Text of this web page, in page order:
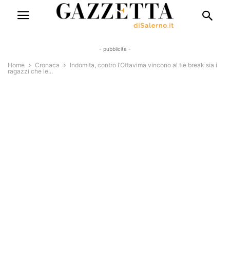
- pubblicità -
Home Cronaca
Indomita, contro l’Ottavima vincono al tie break sia i
ragazzi che le...